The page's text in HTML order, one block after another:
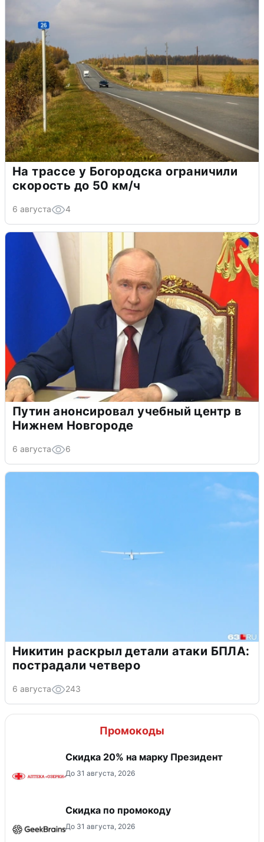
На трассе у Богородска ограничили
скорость до 50 км/ч
6 августа 4
Путин анонсировал учебный центр в
Нижнем Новгороде
6 августа 6
Никитин раскрыл детали атаки БПЛА:
пострадали четверо
6 августа 243
Промокоды
Скидка 20% на марку Президент
До 31 августа, 2026
Скидка по промокоду
До 31 августа, 2026